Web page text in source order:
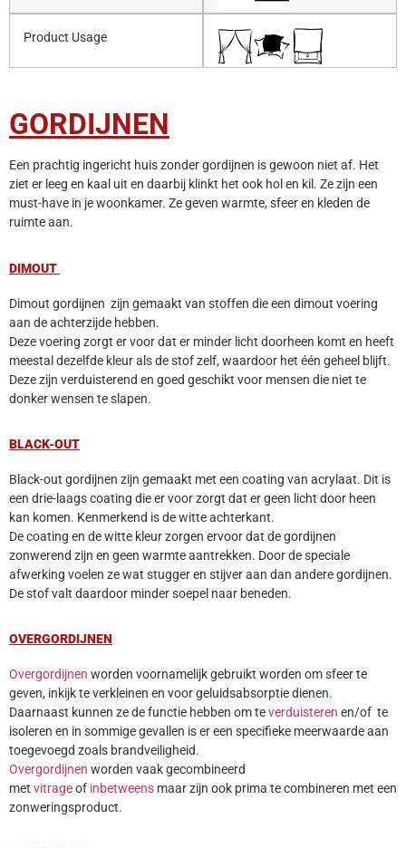
Product Usage
GORDIJNEN
Een prachtig ingericht huis zonder gordijnen is gewoon niet af. Het
ziet er leeg en kaal uit en daarbij klinkt het ook hol en kil. Ze zijn een
must-have in je woonkamer. Ze geven warmte, sfeer en kleden de
ruimte aan.
DIMOUT
Dimout gordijnen zijn gemaakt van stoffen die een dimout voering
aan de achterzijde hebben.
Deze voering zorgt er voor dat er minder licht doorheen komt en heeft
meestal dezelfde kleur als de stof zelf, waardoor het één geheel blijft.
Deze zijn verduisterend en goed geschikt voor mensen die niet te
donker wensen te slapen.
BLACK-OUT
Black-out gordijnen zijn gemaakt met een coating van acrylaat. Dit is
een drie-laags coating die er voor zorgt dat er geen licht door heen
kan komen. Kenmerkend is de witte achterkant.
De coating en de witte kleur zorgen ervoor dat de gordijnen
zonwerend zijn en geen warmte aantrekken. Door de speciale
afwerking voelen ze wat stugger en stijver aan dan andere gordijnen.
De stof valt daardoor minder soepel naar beneden.
OVERGORDIJNEN
Overgordijnen worden voornamelijk gebruikt worden om sfeer te
geven, inkijk te verkleinen en voor geluidsabsorptie dienen.
Daarnaast kunnen ze de functie hebben om teverduisteren en/of te
isoleren en in sommige gevallen is er een specifieke meerwaarde aan
toegevoegd zoals brandveiligheid.
Overgordijnen worden vaak gecombineerd
met vitrageof inbetweens maar zijn ook prima te combineren met een
zonweringsproduct.